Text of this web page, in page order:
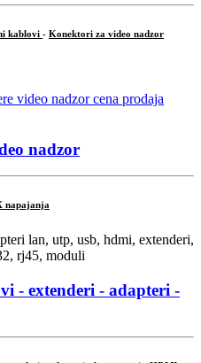
kablovi - Konektori za video nadzor
nadzor
napajanja
- extenderi - adapteri -